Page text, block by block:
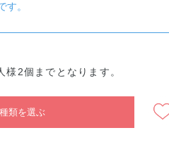
す。
2個までとなります。
種類を選ぶ